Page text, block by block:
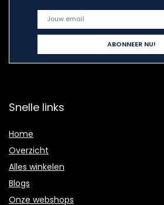
Snelle links
Home
Overzicht
Alles winkelen
Blogs
Onze webshops